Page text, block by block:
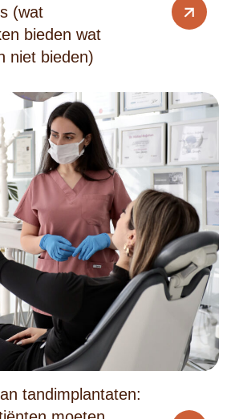
(wat
bieden wat
niet bieden)
tandimplantaten: